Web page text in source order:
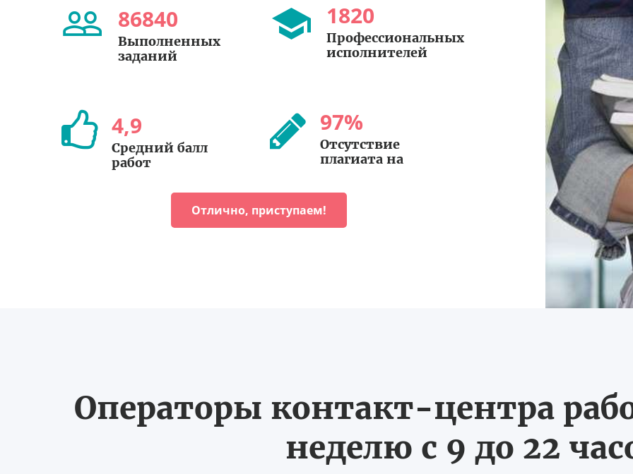
86840
Выполненных
заданий
1820
Профессиональных
исполнителей
4,9
Средний балл
работ
97%
Отсутствие
плагиата на
Отлично, приступаем!
Операторы контакт-центра
неделю с 9 до 22